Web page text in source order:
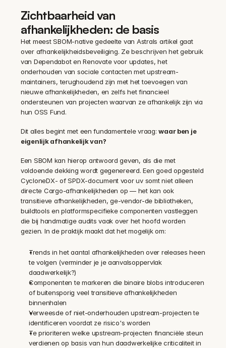
Zichtbaarheid van
afhankelijkheden: de basis
Het meest SBOM-native gedeelte van Astrals artikel gaat
over afhankelijkheidsbeveiliging. Ze beschrijven het gebruik
van Dependabot en Renovate voor updates, het
onderhouden van sociale contacten met upstream-
maintainers, terughoudend zijn met het toevoegen van
nieuwe afhankelijkheden, en zelfs het financieel
ondersteunen van projecten waarvan ze afhankelijk zijn via
hun OSS Fund.
Dit alles begint met een fundamentele vraag: waar ben je
eigenlijk afhankelijk van?
Een SBOM kan hierop antwoord geven, als die met
voldoende dekking wordt gegenereerd. Een goed opgesteld
CycloneDX- of SPDX-document voor uv somt niet alleen
directe Cargo-afhankelijkheden op — het kan ook
transitieve afhankelijkheden, ge-vendor-de bibliotheken,
buildtools en platformspecifieke componenten vastleggen
die bij handmatige audits vaak over het hoofd worden
gezien. In de praktijk maakt dat het mogelijk om:
Trends in het aantal afhankelijkheden over releases heen
te volgen (verminder je je aanvalsoppervlak
daadwerkelijk?)
Componenten te markeren die binaire blobs introduceren
of buitensporig veel transitieve afhankelijkheden
binnenhalen
Verweesde of niet-onderhouden upstream-projecten te
identificeren voordat ze risico's worden
Te prioriteren welke upstream-projecten financiële steun
verdienen op basis van hun daadwerkelijke criticaliteit in